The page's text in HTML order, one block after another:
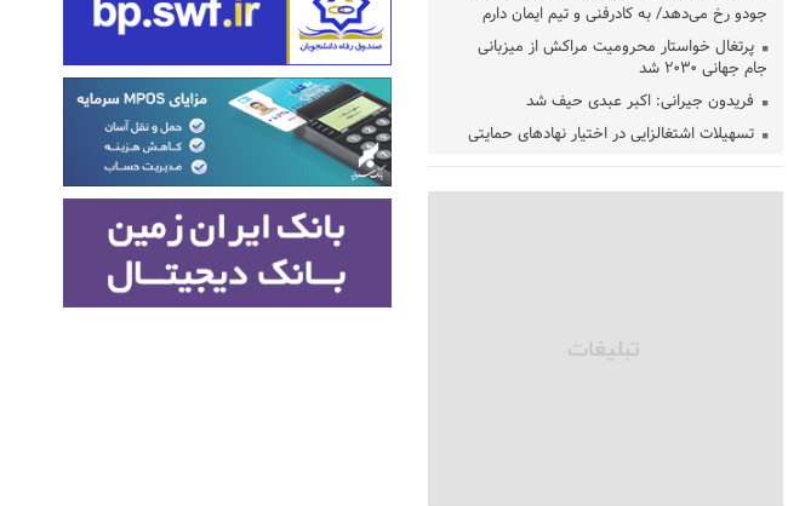
جودو رخ می‌دهد/ به کادرفنی و تیم ایمان دارم
پرتغال خواستار محرومیت مراکش از میزبانی
جام جهانی ۲۰۳۰ شد
فریدون جیرانی: اکبر عبدی حیف شد
تسهیلات اشتغالزایی در اختیار نهادهای حمایتی
زمان جلسه سرنوشت‌ساز هیات رئیسه
رئیس سازمان جهاد کشاورزی استان: کشاورزان